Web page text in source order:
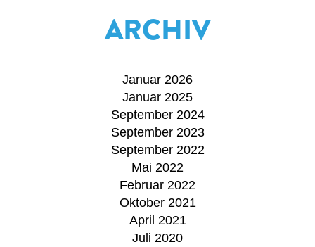
ARCHIV
Januar 2026
Januar 2025
September 2024
September 2023
September 2022
Mai 2022
Februar 2022
Oktober 2021
April 2021
Juli 2020